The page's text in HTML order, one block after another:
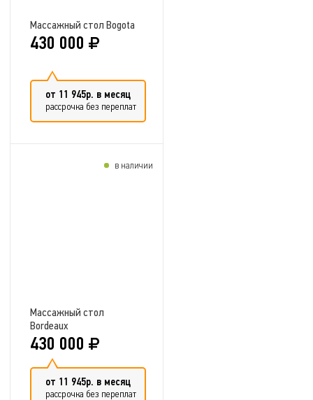
Массажный стол Bogota
430 000
от 11 945р. в месяц
рассрочка без переплат
Массажный стол
Bordeaux
430 000
от 11 945р. в месяц
рассрочка без переплат
в наличии